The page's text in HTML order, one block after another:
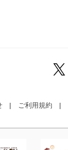
ご利用規約